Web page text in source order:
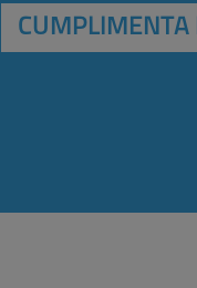
CUMPLIMENTA